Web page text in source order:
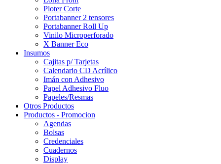
Ploter Corte
Portabanner 2 tensores
Portabanner Roll Up
Vinilo Microperforado
X Banner Eco
Insumos
Cajitas p/ Tarjetas
Calendario CD Acrílico
Imán con Adhesivo
Papel Adhesivo Fluo
Papeles/Resmas
Otros Productos
Productos - Promocion
Agendas
Bolsas
Credenciales
Cuadernos
Display